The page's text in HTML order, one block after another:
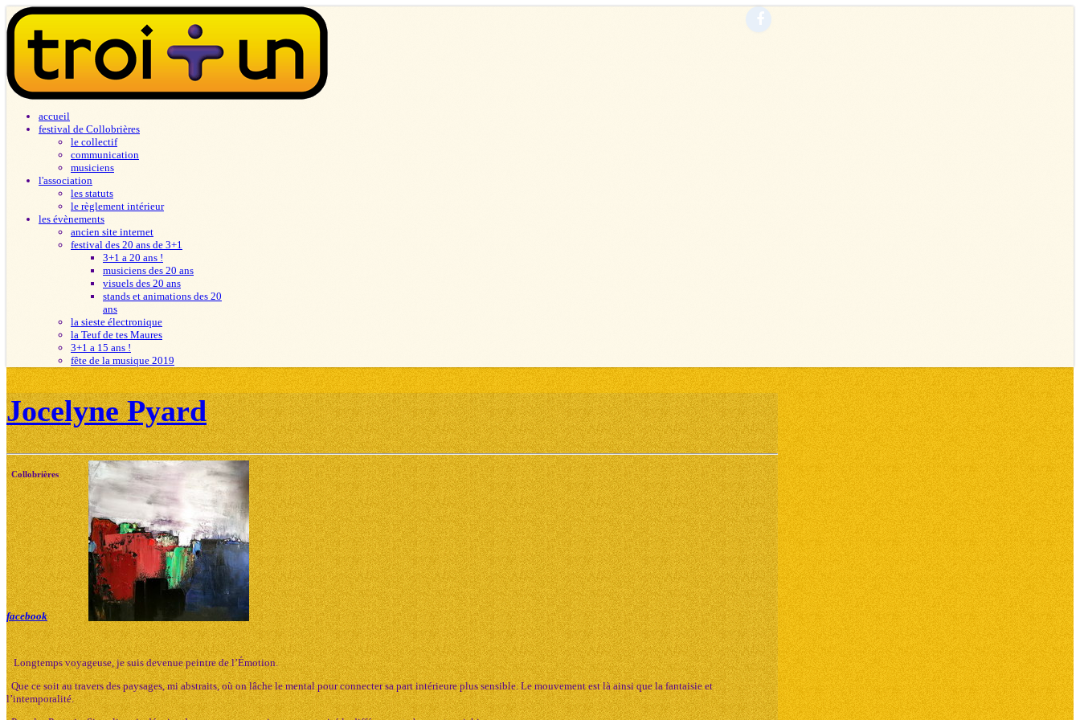
accueil
festival de Collobrières
le collectif
communication
musiciens
l'association
les statuts
le règlement intérieur
les évènements
ancien site internet
festival des 20 ans de 3+1
3+1 a 20 ans !
musiciens des 20 ans
visuels des 20 ans
stands et animations des 20
ans
la sieste électronique
la Teuf de tes Maures
3+1 a 15 ans !
fête de la musique 2019
Jocelyne Pyard
Collobrières
facebook
Longtemps voyageuse, je suis devenue peintre de l’Émotion.
Que ce soit au travers des paysages, mi abstraits, où on lâche le mental pour connecter sa part intérieure plus sensible. Le mouvement est là ainsi que la fantaisie et
l’intemporalité.